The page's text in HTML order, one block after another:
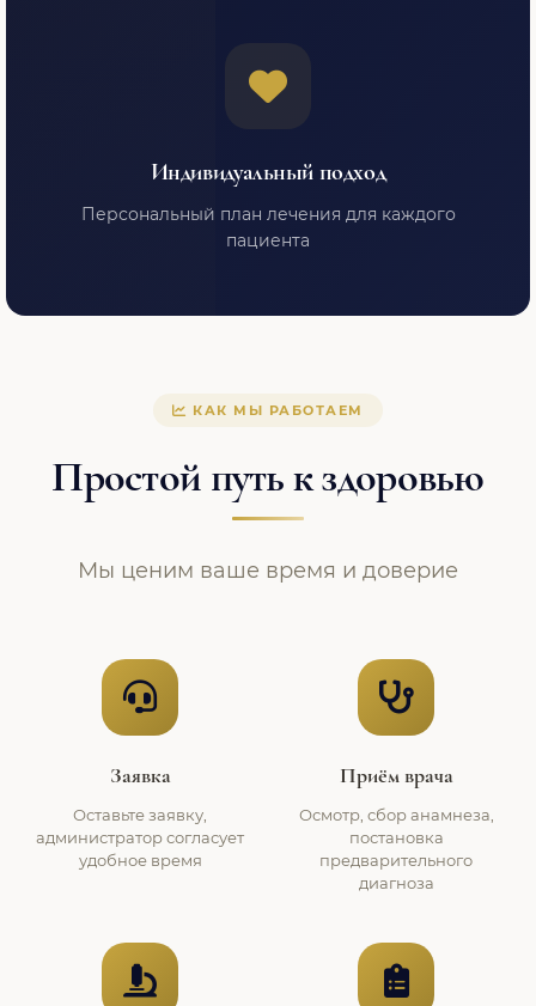
Индивидуальный подход
Персональный план лечения для каждого
пациента
КАК МЫ РАБОТАЕМ
Простой путь к здоровью
Мы ценим ваше время и доверие
Заявка
Оставьте заявку,
администратор согласует
удобное время
Приём врача
Осмотр, сбор анамнеза,
постановка
предварительного
диагноза